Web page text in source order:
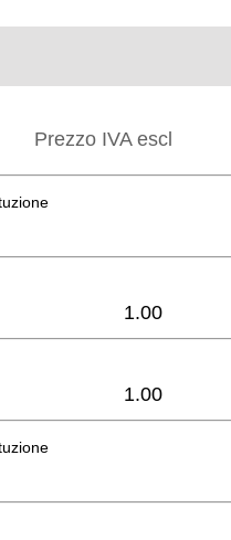
Prezzo IVA escl
1.00
1.00